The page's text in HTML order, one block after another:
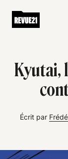
Kyutai,
Écrit par